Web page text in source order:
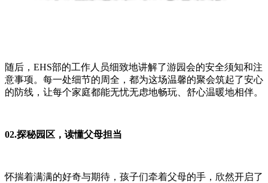
随后，EHS部的工作人员细致地讲解了游园会的安全须知和注
意事项。每一处细节的周全，都为这场温馨的聚会筑起了安心
的防线，让每个家庭都能无忧无虑地畅玩、舒心温暖地相伴。
02.探秘园区，读懂父母担当
怀揣着满满的好奇与期待，孩子们牵着父母的手，欣然开启了